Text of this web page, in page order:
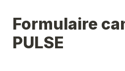
Formulaire
PULSE